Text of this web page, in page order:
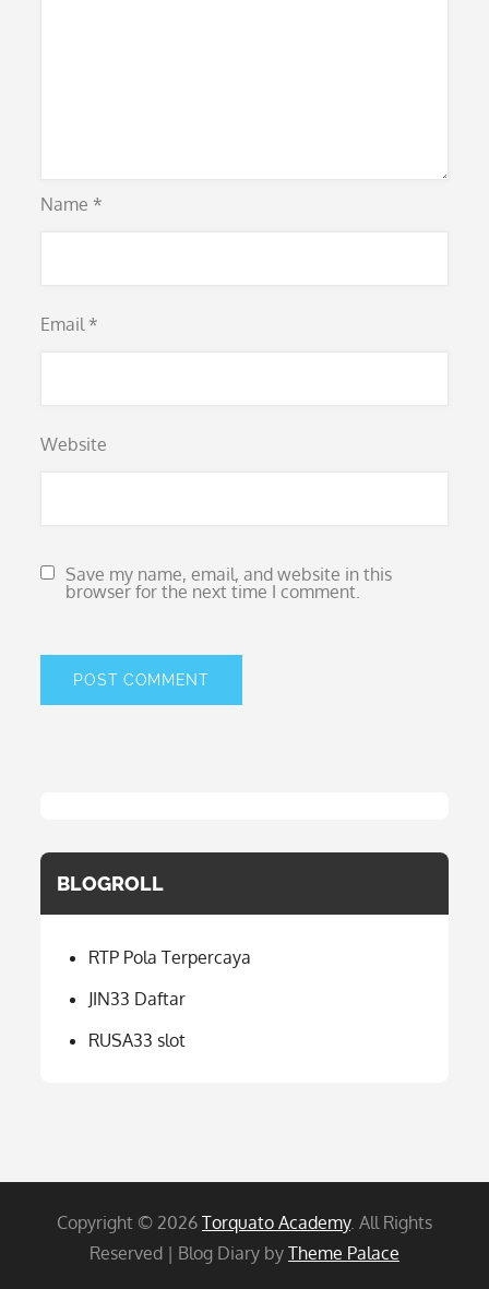
Name *
Email *
Website
Save my name, email, and website in this
browser for the next time I comment.
BLOGROLL
RTP Pola Terpercaya
JIN33 Daftar
RUSA33 slot
Copyright © 2026 Torquato Academy. All Rights
Reserved | Blog Diary by Theme Palace